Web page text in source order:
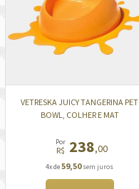
VETRESKA JUICY TANGERINA PET
BOWL, COLHER E MAT
Por
R$ 238,00
4x de59,50sem juros